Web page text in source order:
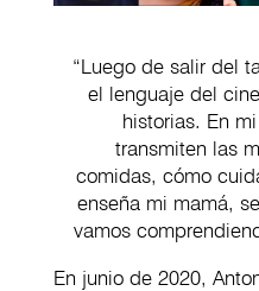
“Luego de salir del
el lenguaje del
historias. En
transmiten las
comidas, cómo
enseña mi mamá,
vamos
En junio de 2020,